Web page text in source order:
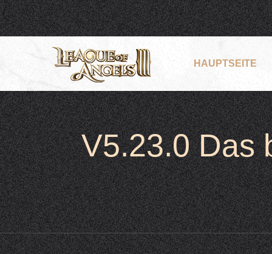
HAUPTSEITE
V5.23.0 Das